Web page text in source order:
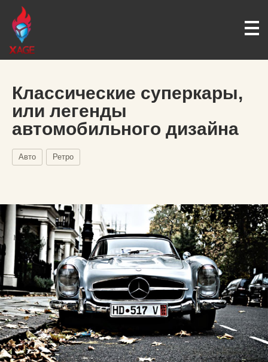
Классические суперкары,
или легенды
автомобильного дизайна
Авто Ретро